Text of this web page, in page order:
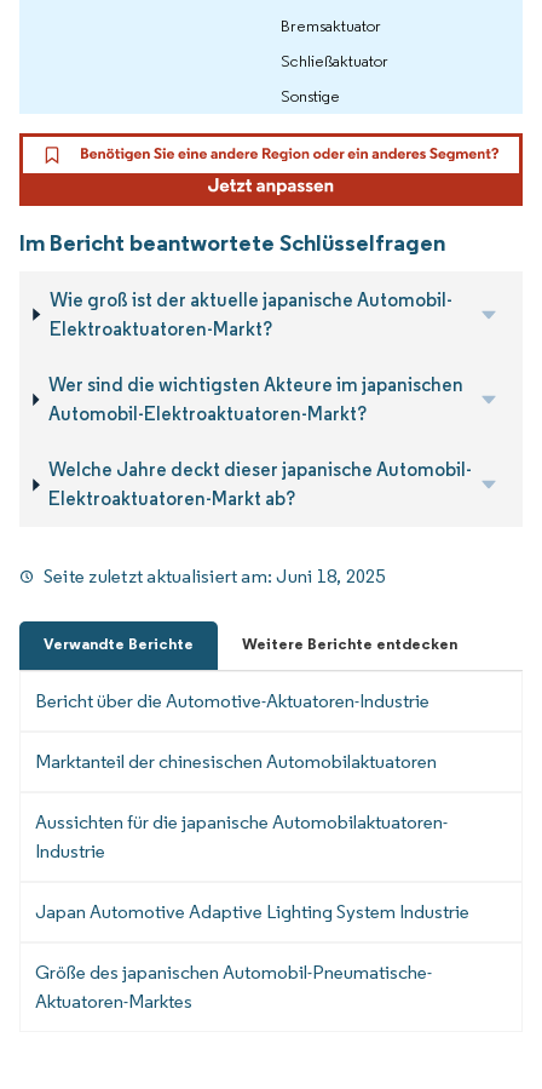
Bremsaktuator
Schließaktuator
Sonstige
Im Bericht beantwortete Schlüsselfragen
Wie groß ist der aktuelle japanische Automobil-
Elektroaktuatoren-Markt?
Wer sind die wichtigsten Akteure im japanischen
Automobil-Elektroaktuatoren-Markt?
Welche Jahre deckt dieser japanische Automobil-
Elektroaktuatoren-Markt ab?
Seite zuletzt aktualisiert am:Juni 18, 2025
Verwandte Berichte Weitere Berichte entdecken
Bericht über die Automotive-Aktuatoren-Industrie
Marktanteil der chinesischen Automobilaktuatoren
Aussichten für die japanische Automobilaktuatoren-
Industrie
Japan Automotive Adaptive Lighting System Industrie
Größe des japanischen Automobil-Pneumatische-
Aktuatoren-Marktes